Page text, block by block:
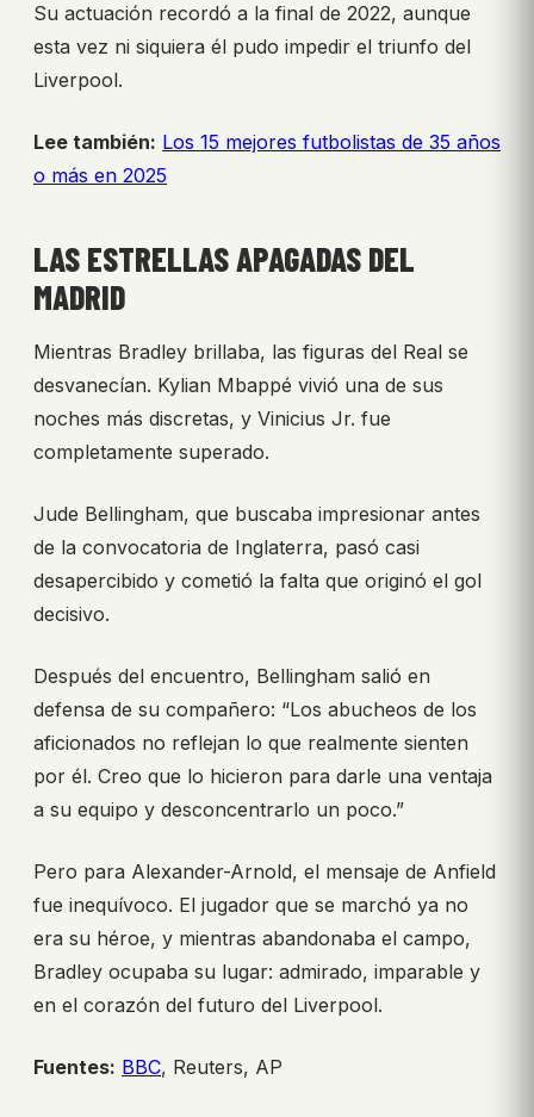
Su actuación recordó a la final de 2022, aunque
esta vez ni siquiera él pudo impedir el triunfo del
Liverpool.
Lee también: Los 15 mejores futbolistas de 35 años
o más en 2025
LAS ESTRELLAS APAGADAS DEL
MADRID
Mientras Bradley brillaba, las figuras del Real se
desvanecían. Kylian Mbappé vivió una de sus
noches más discretas, y Vinicius Jr. fue
completamente superado.
Jude Bellingham, que buscaba impresionar antes
de la convocatoria de Inglaterra, pasó casi
desapercibido y cometió la falta que originó el gol
decisivo.
Después del encuentro, Bellingham salió en
defensa de su compañero: “Los abucheos de los
aficionados no reflejan lo que realmente sienten
por él. Creo que lo hicieron para darle una ventaja
a su equipo y desconcentrarlo un poco.”
Pero para Alexander-Arnold, el mensaje de Anfield
fue inequívoco. El jugador que se marchó ya no
era su héroe, y mientras abandonaba el campo,
Bradley ocupaba su lugar: admirado, imparable y
en el corazón del futuro del Liverpool.
Fuentes: BBC, Reuters, AP